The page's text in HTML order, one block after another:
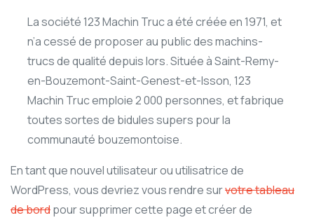
La société 123 Machin Truc a été créée en 1971, et
n’a cessé de proposer au public des machins-
trucs de qualité depuis lors. Située à Saint-Remy-
en-Bouzemont-Saint-Genest-et-Isson, 123
Machin Truc emploie 2 000 personnes, et fabrique
toutes sortes de bidules supers pour la
communauté bouzemontoise.
En tant que nouvel utilisateur ou utilisatrice de
WordPress, vous devriez vous rendre survotre tableau
de bordpour supprimer cette page et créer de